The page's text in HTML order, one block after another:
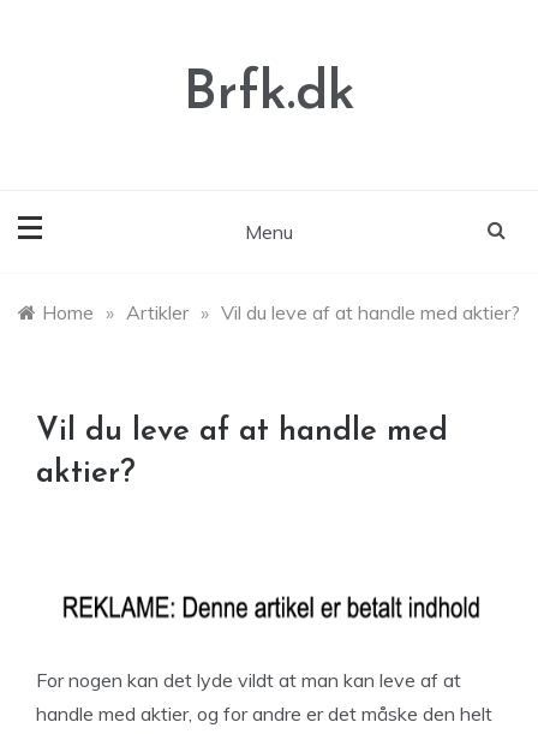
Brfk.dk
Menu
Home » Artikler » Vil du leve af at handle med aktier?
Vil du leve af at handle med
aktier?
For nogen kan det lyde vildt at man kan leve af at
handle med aktier, og for andre er det måske den helt